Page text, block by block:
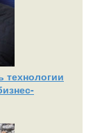
технологии